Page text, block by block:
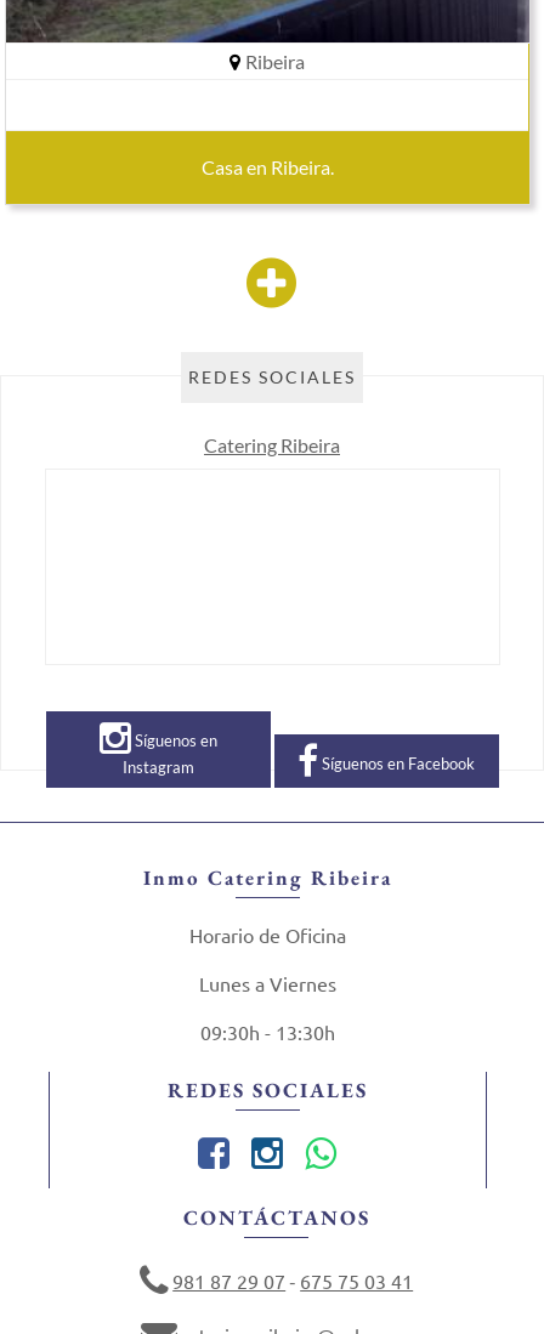
Ribeira
Casa en Ribeira.
REDES SOCIALES
Catering Ribeira
Síguenos en
Instagram
Síguenos en Facebook
Inmo Catering Ribeira
Horario de Oficina
Lunes a Viernes
09:30h - 13:30h
REDES SOCIALES
CONTÁCTANOS
981 87 29 07 - 675 75 03 41